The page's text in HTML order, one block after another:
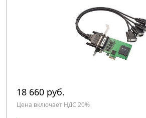
18 660 руб.
Цена включает НДС 20%